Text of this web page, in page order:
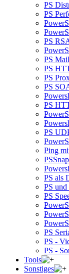
PS
PS
PS
PS
PS
PS
PS
PS
PS
Ping
PS als
PS und
PS
PS
PS -
PS -
Tools
Sonstiges